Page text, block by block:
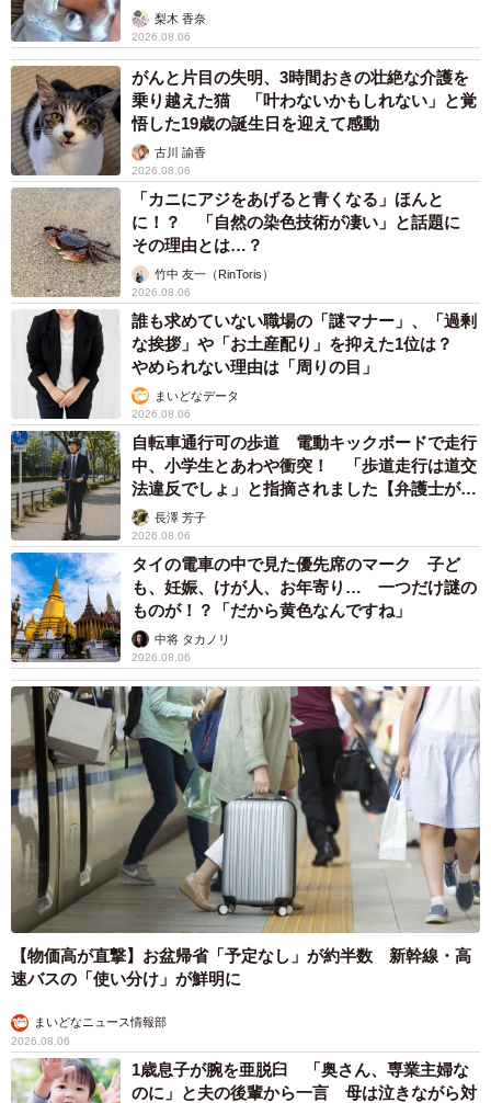
梨木 香奈
2026.08.06
がんと片目の失明、3時間おきの壮絶な介護を
乗り越えた猫 「叶わないかもしれない」と覚
悟した19歳の誕生日を迎えて感動
古川 諭香
2026.08.06
「カニにアジをあげると青くなる」ほんと
に！？ 「自然の染色技術が凄い」と話題に
その理由とは…？
竹中 友一（RinToris）
2026.08.06
誰も求めていない職場の「謎マナー」、「過剰
な挨拶」や「お土産配り」を抑えた1位は？
やめられない理由は「周りの目」
まいどなデータ
2026.08.06
自転車通行可の歩道 電動キックボードで走行
中、小学生とあわや衝突！ 「歩道走行は道交
法違反でしょ」と指摘されました【弁護士が解
説】長澤 芳子
2026.08.06
タイの電車の中で見た優先席のマーク 子ど
も、妊娠、けが人、お年寄り… 一つだけ謎の
ものが！？「だから黄色なんですね」
中将 タカノリ
2026.08.06
【物価高が直撃】お盆帰省「予定なし」が約半数 新幹線・高
速バスの「使い分け」が鮮明に
まいどなニュース情報部
2026.08.06
1歳息子が腕を亜脱臼 「奥さん、専業主婦な
のに」と夫の後輩から一言 母は泣きながら対